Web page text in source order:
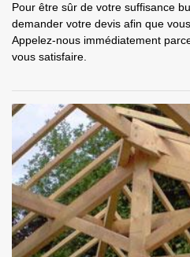
Pour être sûr de votre suffisance
demander votre devis afin que
Appelez-nous immédiatement
vous satisfaire.